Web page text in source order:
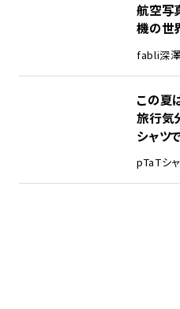
航空写
機の世
fabli深
この夏
旅行気
シャツ
pTaTシ